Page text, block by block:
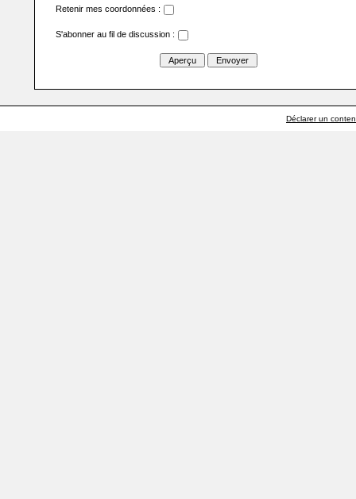
Retenir mes coordonnées :
S'abonner au fil de discussion :
Déclarer un